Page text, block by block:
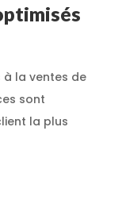
la ventes de
sont
la plus